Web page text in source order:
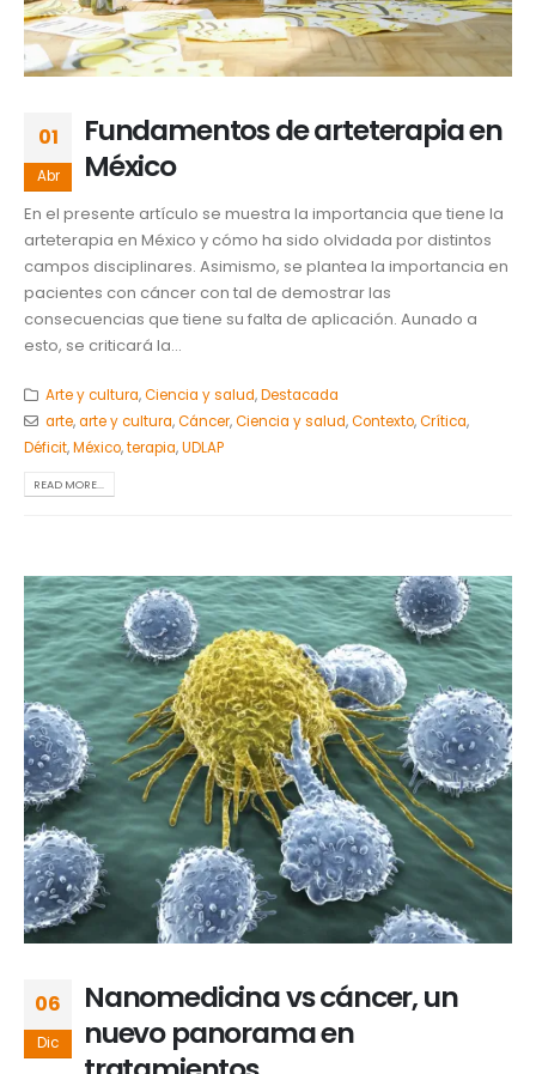
01
Abr
Fundamentos de arteterapia en
México
En el presente artículo se muestra la importancia que tiene la
arteterapia en México y cómo ha sido olvidada por distintos
campos disciplinares. Asimismo, se plantea la importancia en
pacientes con cáncer con tal de demostrar las
consecuencias que tiene su falta de aplicación. Aunado a
esto, se criticará la...
Arte y cultura,Ciencia y salud,Destacada
arte,arte y cultura,Cáncer,Ciencia y salud,Contexto,Crítica,
Déficit,México,terapia,UDLAP
READ MORE...
06
Dic
Nanomedicina vs cáncer, un
nuevo panorama en